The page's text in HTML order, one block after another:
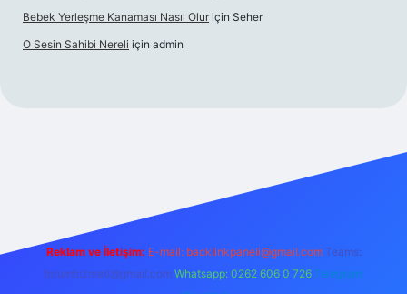
Bebek Yerleşme Kanaması Nasıl Olur için Seher
O Sesin Sahibi Nereli için admin
Reklam ve İletişim: E-mail: backlinkpaneli@gmail.com Teams:
forumhizmeti@gmail.com Whatsapp: 0262 606 0 726 Telegram: